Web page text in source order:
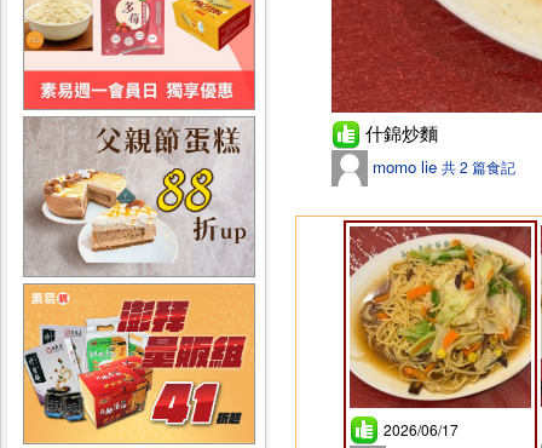
什錦炒麵
momo lie 共 2 篇食記
2026/06/17